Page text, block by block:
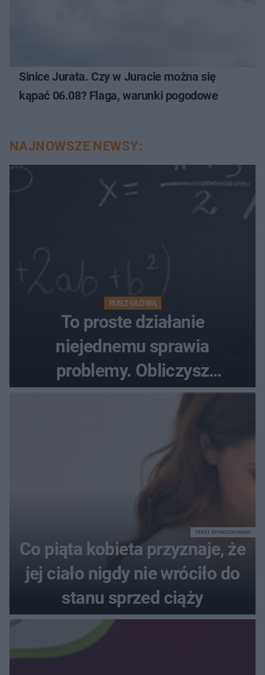
Sinice Jurata. Czy w Juracie można się
kąpać 06.08? Flaga, warunki pogodowe
NAJNOWSZE NEWSY:
RUSZ GŁOWĄ
To proste działanie
niejednemu sprawia
problemy. Obliczysz
poprawnie, ile to jest
Co piąta kobieta przyznaje, że
jej ciało nigdy nie wróciło do
stanu sprzed ciąży
TEKST SPONSOROWANY